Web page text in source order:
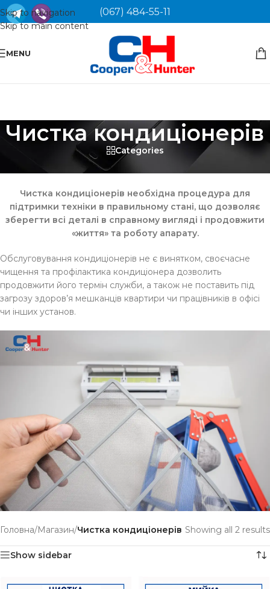
Skip to navigation
Skip to main content
(067) 484-55-11
MENU
Чистка кондиціонерів
Categories
Чистка кондиціонерів
Чистка кондиціонерів необхідна процедура для
підтримки техніки в правильному стані, що дозволяє
зберегти всі деталі в справному вигляді і продовжити
«життя» та роботу апарату.
Обслуговування кондиціонерів не є винятком, своєчасне
чищення та профілактика кондиціонера дозволить
продовжити його термін служби, а також не поставить під
загрозу здоров’я мешканців квартири чи працівників в офісі
чи інших установ.
Головна/Магазин/Чистка кондиціонерів Showing all 2 results
Show sidebar